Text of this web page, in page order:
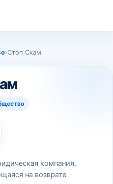
›Стоп Скам
компания,
на возврате